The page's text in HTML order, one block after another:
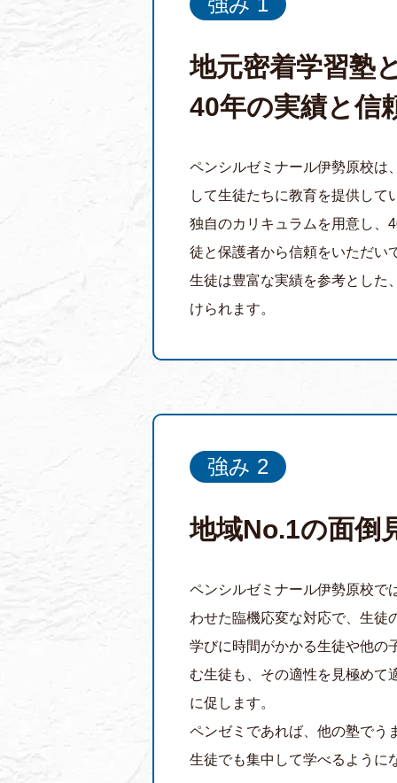
地元密着学習塾
40年の実績と信
ペンシルゼミナール伊勢原校は
して生徒たちに教育を提供して
独自のカリキュラムを用意し、
徒と保護者から信頼をいただい
生徒は豊富な実績を参考とした
けられます。
強み 2
地域No.1の面倒
ペンシルゼミナール伊勢原校で
わせた臨機応変な対応で、生徒
学びに時間がかかる生徒や他の
む生徒も、その適性を見極めて
に促します。
ペンゼミであれば、他の塾でう
生徒でも集中して学べるように